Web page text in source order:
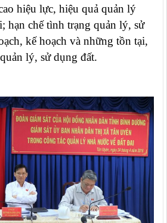
hiệu lực, hiệu quả quản lý
hạn chế tình trạng quản lý, sử
kế hoạch và những tồn tại,
lý, sử dụng đất.